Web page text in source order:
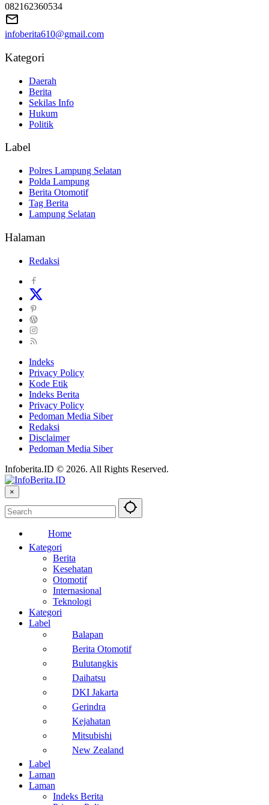
082162360534
infoberita610@gmail.com
Kategori
Daerah
Berita
Sekilas Info
Hukum
Politik
Label
Polres Lampung Selatan
Polda Lampung
Berita Otomotif
Tag Berita
Lampung Selatan
Halaman
Redaksi
Indeks
Privacy Policy
Kode Etik
Indeks Berita
Privacy Policy
Pedoman Media Siber
Redaksi
Disclaimer
Pedoman Media Siber
Infoberita.ID © 2026. All Rights Reserved.
×
Home
Kategori
Berita
Kesehatan
Otomotif
Internasional
Teknologi
Kategori
Label
Balapan
Berita Otomotif
Bulutangkis
Daihatsu
DKI Jakarta
Gerindra
Kejahatan
Mitsubishi
New Zealand
Label
Laman
Laman
Indeks Berita